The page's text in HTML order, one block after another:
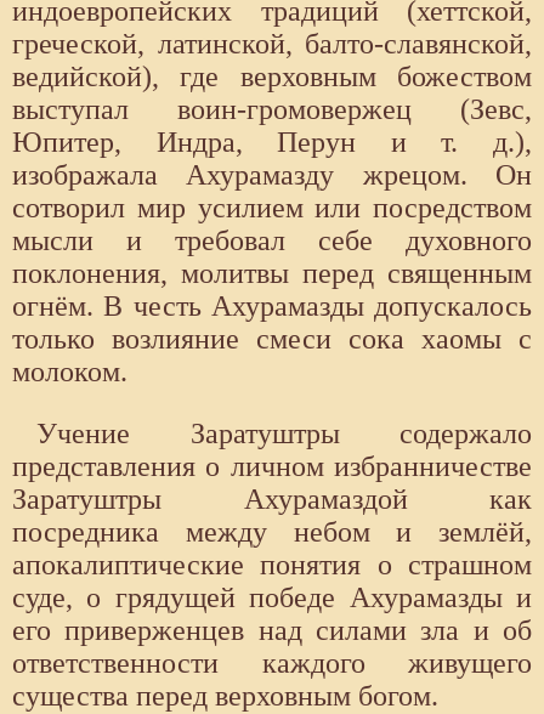
индоевропейских традиций (хеттской,
греческой, латинской, балто-славянской,
ведийской), где верховным божеством
выступал воин-громовержец (Зевс,
Юпитер, Индра, Перун и т. д.),
изображала Ахурамазду жрецом. Он
сотворил мир усилием или посредством
мысли и требовал себе духовного
поклонения, молитвы перед священным
огнём. В честь Ахурамазды допускалось
только возлияние смеси сока хаомы с
молоком.
Учение Заратуштры содержало
представления о личном избранничестве
Заратуштры Ахурамаздой как
посредника между небом и землёй,
апокалиптические понятия о страшном
суде, о грядущей победе Ахурамазды и
его приверженцев над силами зла и об
ответственности каждого живущего
существа перед верховным богом.